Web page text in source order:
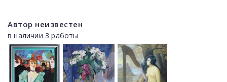
Автор неизвестен
в наличии 3 работы